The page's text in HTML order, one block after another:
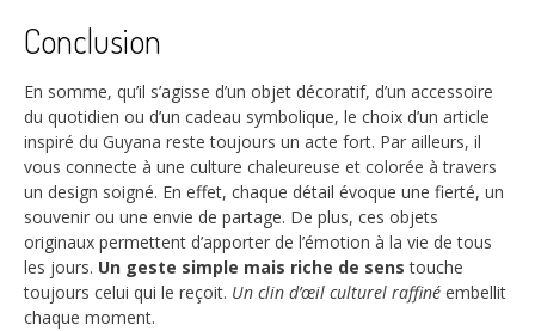
Conclusion
En somme, qu’il s’agisse d’un objet décoratif, d’un accessoire
du quotidien ou d’un cadeau symbolique, le choix d’un article
inspiré du Guyana reste toujours un acte fort. Par ailleurs, il
vous connecte à une culture chaleureuse et colorée à travers
un design soigné. En effet, chaque détail évoque une fierté, un
souvenir ou une envie de partage. De plus, ces objets
originaux permettent d’apporter de l’émotion à la vie de tous
les jours. Un geste simple mais riche de sens touche
toujours celui qui le reçoit. Un clin d’œil culturel raffiné embellit
chaque moment.